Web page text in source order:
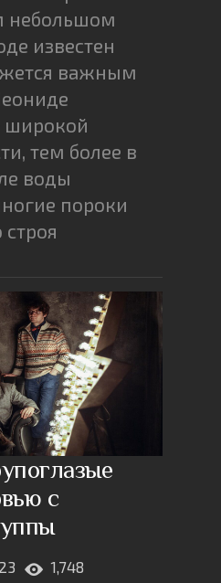
небольшом
известен
важным
широкой
тем более в
воды
пороки
с
1,748